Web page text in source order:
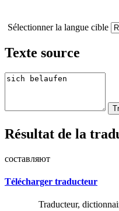
Sélectionner la langue cible
Texte source
Résultat de la
составляют
Télécharger traducteur
Traducteur,